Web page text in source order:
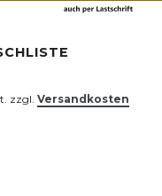
zzgl. Versandkosten